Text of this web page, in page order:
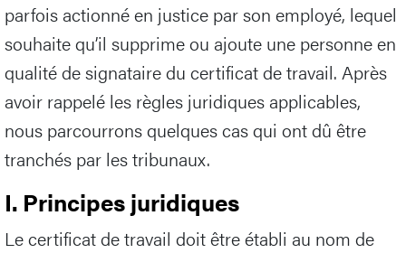
parfois actionné en justice par son employé, lequel
souhaite qu’il supprime ou ajoute une personne en
qualité de signataire du certificat de travail. Après
avoir rappelé les règles juridiques applicables,
nous parcourrons quelques cas qui ont dû être
tranchés par les tribunaux.
I. Principes juridiques
Le certificat de travail doit être établi au nom de